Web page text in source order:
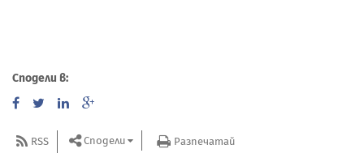
Сподели в:
RSS Сподели Разпечатай